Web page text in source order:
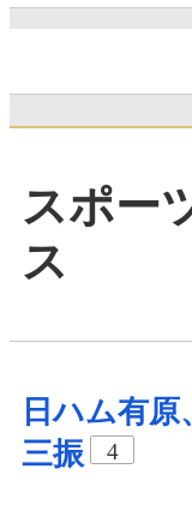
スポー
ス
日ハム有原
三振
4